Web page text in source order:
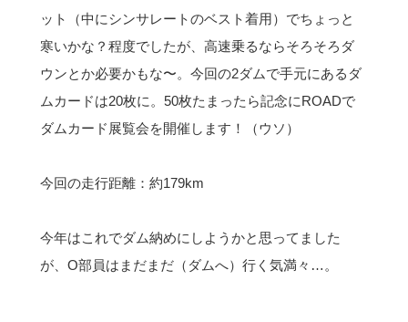
ット（中にシンサレートのベスト着用）でちょっと
寒いかな？程度でしたが、高速乗るならそろそろダ
ウンとか必要かもな〜。今回の2ダムで手元にあるダ
ムカードは20枚に。50枚たまったら記念にROADで
ダムカード展覧会を開催します！（ウソ）
今回の走行距離：約179km
今年はこれでダム納めにしようかと思ってました
が、O部員はまだまだ（ダムへ）行く気満々…。